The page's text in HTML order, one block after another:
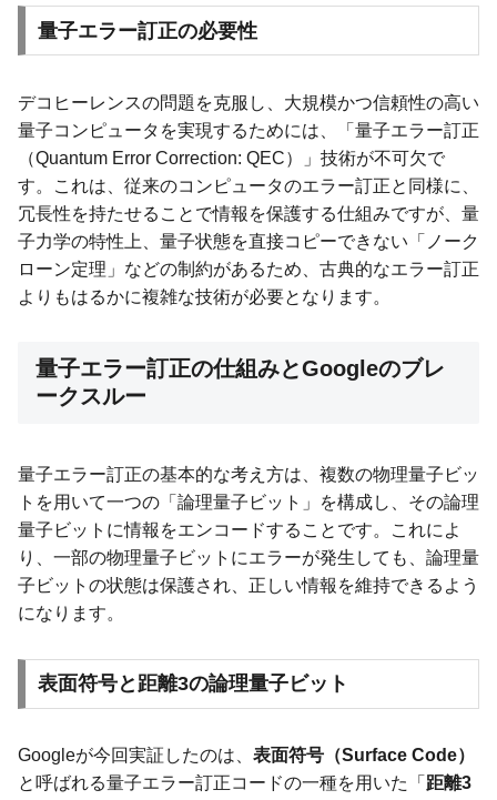
量子エラー訂正の必要性
デコヒーレンスの問題を克服し、大規模かつ信頼性の高い
量子コンピュータを実現するためには、「量子エラー訂正
（Quantum Error Correction: QEC）」技術が不可欠で
す。これは、従来のコンピュータのエラー訂正と同様に、
冗長性を持たせることで情報を保護する仕組みですが、量
子力学の特性上、量子状態を直接コピーできない「ノーク
ローン定理」などの制約があるため、古典的なエラー訂正
よりもはるかに複雑な技術が必要となります。
量子エラー訂正の仕組みとGoogleのブレ
ークスルー
量子エラー訂正の基本的な考え方は、複数の物理量子ビッ
トを用いて一つの「論理量子ビット」を構成し、その論理
量子ビットに情報をエンコードすることです。これによ
り、一部の物理量子ビットにエラーが発生しても、論理量
子ビットの状態は保護され、正しい情報を維持できるよう
になります。
表面符号と距離3の論理量子ビット
Googleが今回実証したのは、 表面符号（Surface Code）
と呼ばれる量子エラー訂正コードの一種を用いた「 距離3